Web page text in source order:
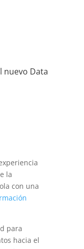
nuevo Data
la
con una
para
hacia el